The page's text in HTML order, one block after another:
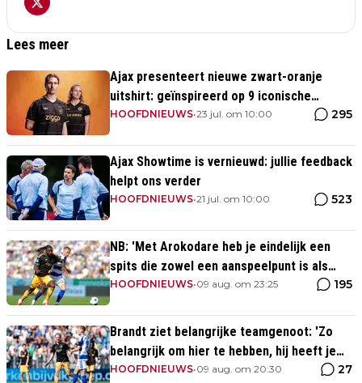
Lees meer
Ajax presenteert nieuwe zwart-oranje
uitshirt: geïnspireerd op 9 iconische
momenten uit clubhistorie
HOOFDNIEUWS•23 jul. om 10:00 295
Ajax Showtime is vernieuwd: jullie feedback
helpt ons verder
HOOFDNIEUWS•21 jul. om 10:00 523
NB: 'Met Arokodare heb je eindelijk een
spits die zowel een aanspeelpunt is als
diepte heeft'
HOOFDNIEUWS•09 aug. om 23:25 195
Brandt ziet belangrijke teamgenoot: 'Zo
belangrijk om hier te hebben, hij heeft je
rug'
HOOFDNIEUWS•09 aug. om 20:30 27